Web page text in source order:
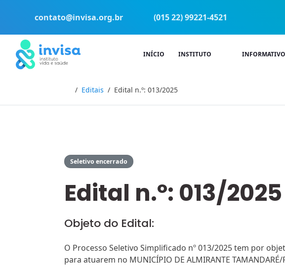
contato@invisa.org.br (015 22) 99221-4521
INÍCIO INSTITUTO
InícioEditais Edital n.º: 013/2025
Seletivo encerrado
Edital n.º: 013/2025
Objeto do Edital:
O Processo Seletivo Simplificado nº 013/2025 tem por
para atuarem no MUNICÍPIO DE ALMIRANTE TAMANDARÉ/